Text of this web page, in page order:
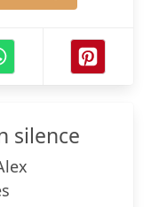
silence